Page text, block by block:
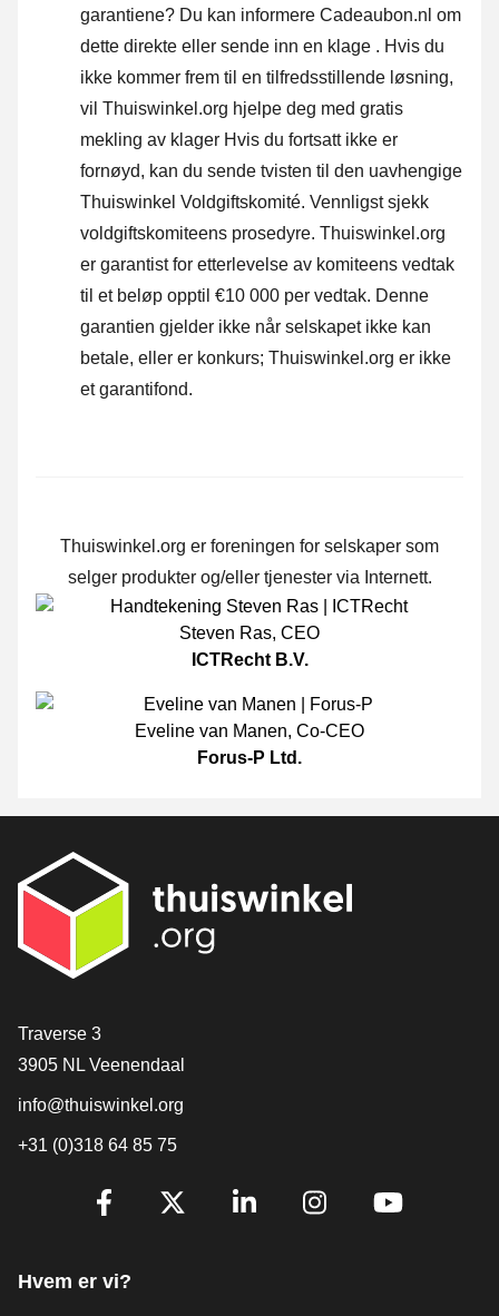
garantiene? Du kan informere Cadeaubon.nl om
dette direkte eller sende inn en klage . Hvis du
ikke kommer frem til en tilfredsstillende løsning,
vil Thuiswinkel.org hjelpe deg med gratis
mekling av klager Hvis du fortsatt ikke er
fornøyd, kan du sende tvisten til den uavhengige
Thuiswinkel Voldgiftskomité. Vennligst sjekk
voldgiftskomiteens prosedyre. Thuiswinkel.org
er garantist for etterlevelse av komiteens vedtak
til et beløp opptil €10 000 per vedtak. Denne
garantien gjelder ikke når selskapet ikke kan
betale, eller er konkurs; Thuiswinkel.org er ikke
et garantifond.
Thuiswinkel.org er foreningen for selskaper som
selger produkter og/eller tjenester via Internett.
Steven Ras, CEO
ICTRecht B.V.
Eveline van Manen, Co-CEO
Forus-P Ltd.
[_General:Contact]
Traverse 3
3905 NL Veenendaal
info@thuiswinkel.org
+31 (0)318 64 85 75
[_General:SocialMediaTitle]
Hvem er vi?